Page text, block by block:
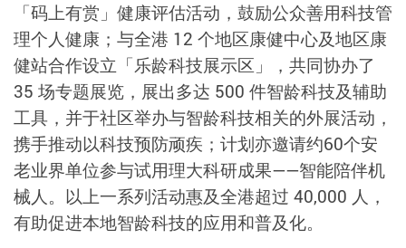
「码上有赏」健康评估活动，鼓励公众善用科技管
理个人健康；与全港 12 个地区康健中心及地区康
健站合作设立「乐龄科技展示区」，共同协办了
35 场专题展览，展出多达 500 件智龄科技及辅助
工具，并于社区举办与智龄科技相关的外展活动，
携手推动以科技预防顽疾；计划亦邀请约60个安
老业界单位参与试用理大科研成果——智能陪伴机
械人。以上一系列活动惠及全港超过 40,000 人，
有助促进本地智龄科技的应用和普及化。